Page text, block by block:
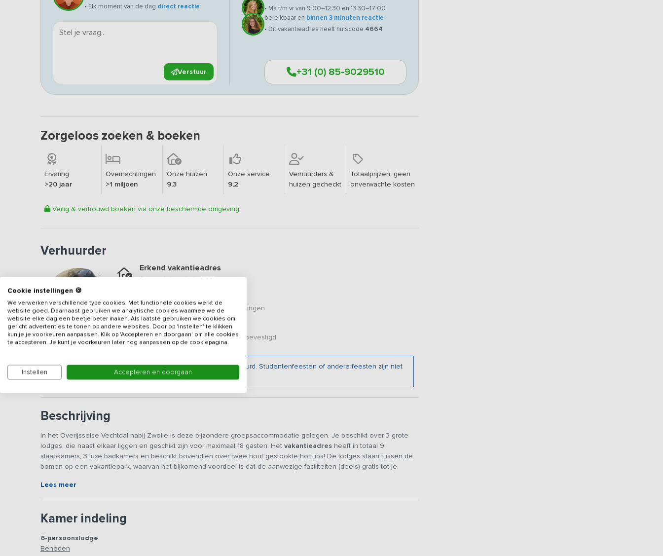
• Elk moment van de dag direct reactie
Verstuur
• Ma t/m vr van 9:00–12:30 en 13:30–17:00
bereikbaar en binnen 3 minuten reactie
• Dit vakantieadres heeft huiscode 4664
+31 (0) 85-9029510
Zorgeloos zoeken & boeken
Ervaring
>20 jaar
Overnachtingen
>1 miljoen
Onze huizen
9,3
Onze service
9,2
Verhuurders &
huizen gecheckt
Totaalprijzen, geen
onverwachte kosten
Veilig & vertrouwd boeken via onze beschermde omgeving
Verhuurder
Erkend vakantieadres
Aangesloten sinds2023
Een9.2op basis van27 beoordelingen
Veilig & vertrouwd
Gegevens van de verhuurder zijn bevestigd
Deze accommodatie wordt niet aan jongerengroepen verhuurd. Studentenfeesten of andere feesten zijn niet
toegestaan.
Beschrijving
In het Overijsselse Vechtdal nabij Zwolle is deze bijzondere groepsaccommodatie gelegen. Je beschikt over 3 grote
lodges, die naast elkaar liggen en geschikt zijn voor maximaal 18 gasten. Het vakantieadres heeft in totaal 9
slaapkamers, 3 luxe badkamers en beschikt bovendien over twee hout gestookte hottubs! De lodges staan tussen de
bomen op een vakantiepark, waarvan het bijkomend voordeel is dat de aanwezige faciliteiten (deels) gratis tot je
robuust canvas en van alle gemakken voorzien. De 3 grote lodges hebben een gezellige living, een goed uitgeruste
televisie te kijken als het buiten te fris wordt. Voor de wat koelere dagen is de tent voorzien van een pelletkachel om je
heerlijk aan op te warmen. In de open keuken beschik je over een over een 4-pitsgasfornuis en alle ruimte om te
Lees meer
Kamer indeling
6-persoonslodge
Beneden
Cookie instellingen 🍪
We verwerken verschillende type cookies. Met functionele cookies werkt de
website goed. Daarnaast gebruiken we analytische cookies waarmee we de
website elke dag een beetje beter maken. Als laatste gebruiken we cookies om
gericht advertenties te tonen op andere websites. Door op 'Instellen' te klikken
kun je je voorkeuren aanpassen. Klik op 'Accepteren en doorgaan' om alle cookies
te accepteren. Je kunt je voorkeuren later nog aanpassen op de cookiepagina.
Instellen Accepteren en doorgaan